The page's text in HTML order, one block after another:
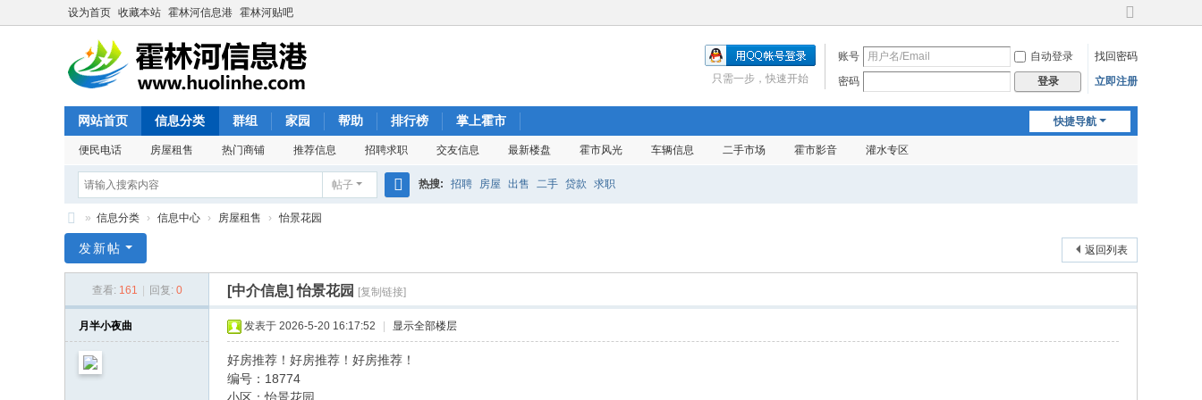
设为首页 收藏本站 霍林河信息港 霍林河贴吧
切
到
宽
账号 自动登录
找回密码
密码
登录 立即注册
只需一步，快速开始
快捷导航
网站首页 信息分类 群组 家园 帮助 排行榜 掌上霍市
便民电话 房屋租售 热门商铺 推荐信息 招聘求职 交友信息 最新楼盘 霍市风光 车辆信息 二手市场 霍市影音 灌水专区
帖子 热搜: 招聘 房屋 出售 二手 贷款 求职
林
» 信息分类 › 信息中心 › 房屋租售 › 怡景花园
返回列表
发新帖
查看: 161 回复: 0 [中介信息]怡景花园 [复制链接]
月半小夜曲 发表于 2026-5-20 16:17:52 显示全部楼层
好房推荐！好房推荐！好房推荐！
编号：18774